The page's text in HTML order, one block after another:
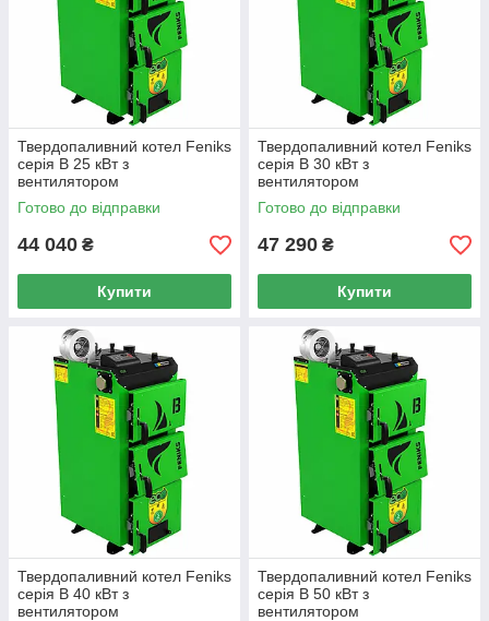
Твердопаливний котел Feniks
серія B 25 кВт з
вентилятором
Готово до відправки
44 040 ₴
Купити
Твердопаливний котел Feniks
серія B 30 кВт з
вентилятором
Готово до відправки
47 290 ₴
Купити
Твердопаливний котел Feniks
серія B 40 кВт з
вентилятором
Твердопаливний котел Feniks
серія B 50 кВт з
вентилятором